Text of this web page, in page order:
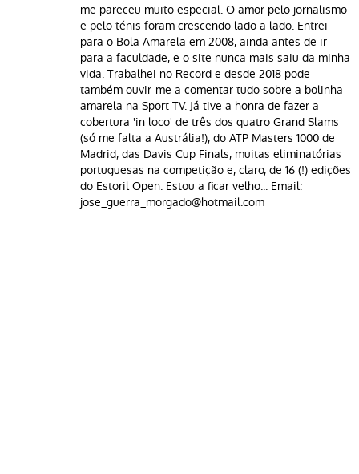
me pareceu muito especial. O amor pelo jornalismo
e pelo ténis foram crescendo lado a lado. Entrei
para o Bola Amarela em 2008, ainda antes de ir
para a faculdade, e o site nunca mais saiu da minha
vida. Trabalhei no Record e desde 2018 pode
também ouvir-me a comentar tudo sobre a bolinha
amarela na Sport TV. Já tive a honra de fazer a
cobertura 'in loco' de três dos quatro Grand Slams
(só me falta a Austrália!), do ATP Masters 1000 de
Madrid, das Davis Cup Finals, muitas eliminatórias
portuguesas na competição e, claro, de 16 (!) edições
do Estoril Open. Estou a ficar velho... Email:
jose_guerra_morgado@hotmail.com